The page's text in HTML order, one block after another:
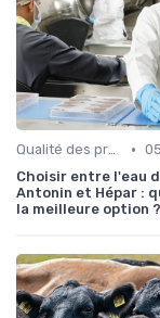
Qualité des produits •
Choisir entre l'eau
Antonin et Hépar :
la meilleure option ?